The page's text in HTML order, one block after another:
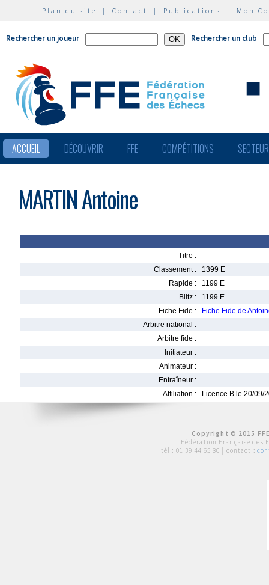
Plan du site | Contact | Publications | Mon
Rechercher un joueur Rechercher un club
ACCUEIL DÉCOUVRIR FFE COMPÉTITIONS
MARTIN Antoine
Titre :
Classement :
1399 E
Rapide :
1199 E
Blitz :
1199 E
Fiche Fide :
Fiche Fide de
Arbitre national :
Arbitre fide :
Initiateur :
Animateur :
Entraîneur :
Affiliation :
Licence B le 20/09/
Copyright © 2015
Fédération Française des
tél : 01 39 44 65 80 | contact :